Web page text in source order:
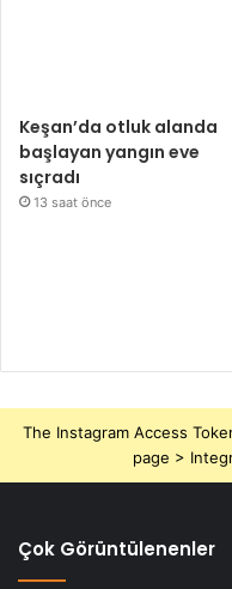
Keşan’da otluk alanda
başlayan yangın eve
sıçradı
13 saat önce
The Instagram Access
page >
Çok Görüntülenenler